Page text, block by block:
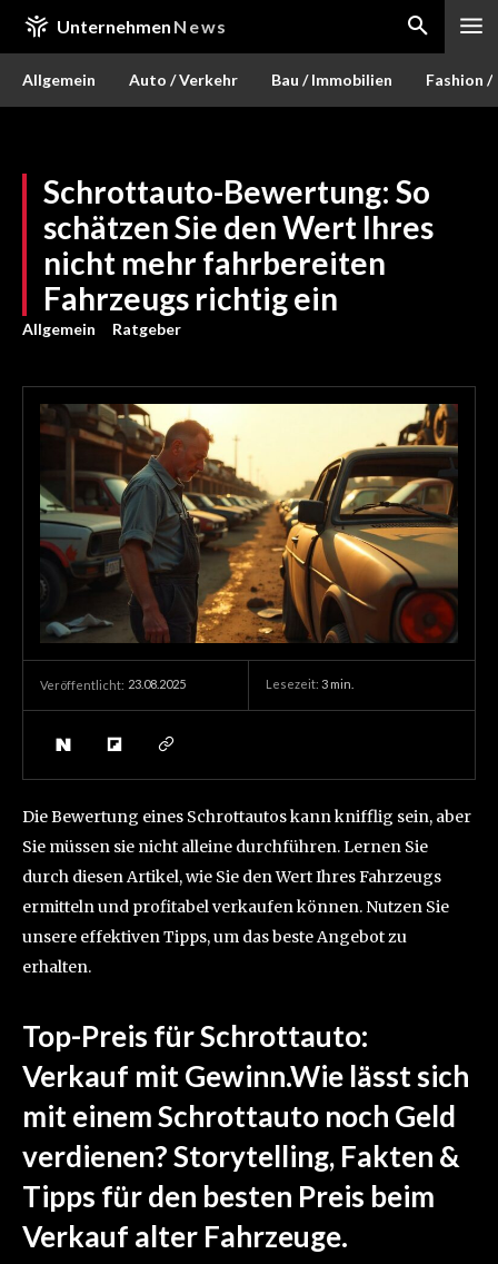
Unternehmen News
Allgemein Auto / Verkehr Bau / Immobilien Fashion /
Schrottauto-Bewertung: So
schätzen Sie den Wert Ihres
nicht mehr fahrbereiten
Fahrzeugs richtig ein
Allgemein Ratgeber
Veröffentlicht: 23.08.2025 Lesezeit: 3 min.
Die Bewertung eines Schrottautos kann knifflig sein, aber
Sie müssen sie nicht alleine durchführen. Lernen Sie
durch diesen Artikel, wie Sie den Wert Ihres Fahrzeugs
ermitteln und profitabel verkaufen können. Nutzen Sie
unsere effektiven Tipps, um das beste Angebot zu
erhalten.
Top-Preis für Schrottauto:
Verkauf mit Gewinn.Wie lässt sich
mit einem Schrottauto noch Geld
verdienen? Storytelling, Fakten &
Tipps für den besten Preis beim
Verkauf alter Fahrzeuge.